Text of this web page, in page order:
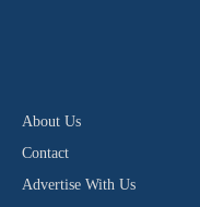
About Us
Contact
Advertise With Us